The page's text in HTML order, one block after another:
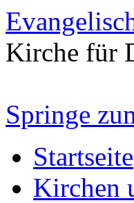
Kirche für
Springe
Startseite
Kirchen